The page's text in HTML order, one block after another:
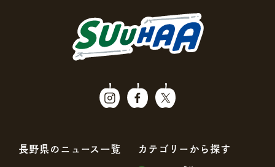
⻑野県のニュース⼀覧 カテゴリーから探す